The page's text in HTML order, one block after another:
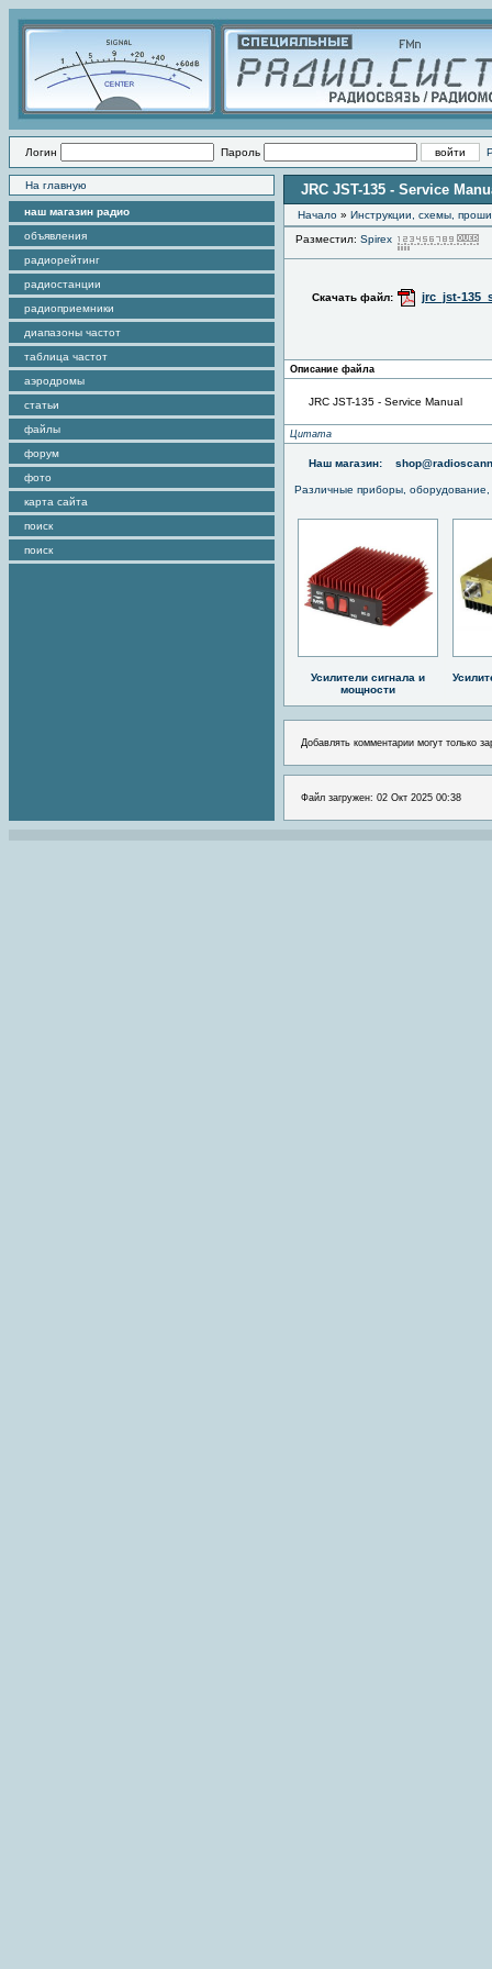
Логин Пароль
На главную
наш магазин радио
объявления
радиорейтинг
радиостанции
радиоприемники
диапазоны частот
таблица частот
аэродромы
статьи
файлы
форум
фото
карта сайта
поиск
поиск
JRC JST-135 - Service
Начало » Инструкции, схемы,
Разместил: Spirex
Скачать файл: jrc_jst-
Описание файла
JRC JST-135 - Service Manual
Цитата
Наш магазин:
Различные приборы,
Усилители сигнала и
мощности
Добавлять комментарии могут только
Файл загружен: 02 Окт 2025 00:38